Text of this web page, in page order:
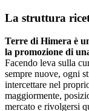
La struttura
Terre di Himera è
la promozione di
Facendo leva sulla
sempre nuove, ogni
intercettare nel
maggiormente,
mercato e rivolgersi